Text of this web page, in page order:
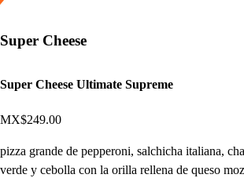
Super Cheese
Super Cheese Ultimate Supreme
MX$249.00
pizza grande de pepperoni, salchicha italiana,
verde y cebolla con la orilla rellena de queso